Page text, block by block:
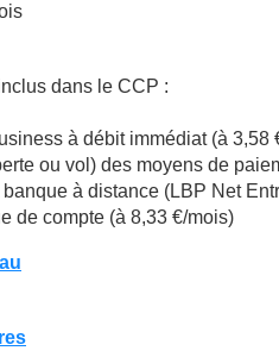
dans le CCP :
à débit immédiat (à 3,58
ou vol) des moyens de
à distance (LBP Net
de compte (à 8,33 €/mois)